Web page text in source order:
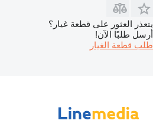
يتعذر العثور على قطعة غيار؟
أرسل طلبًا الآن!
طلب قطعة الغيار